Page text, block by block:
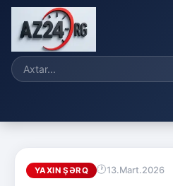
YAXIN ŞƏRQ 13.Mart.2026